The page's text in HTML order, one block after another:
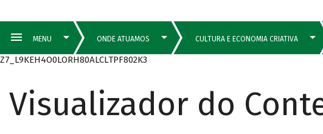
Z7_L9KEH4O0LORH80ALCLTPF802K3
Visualizador do